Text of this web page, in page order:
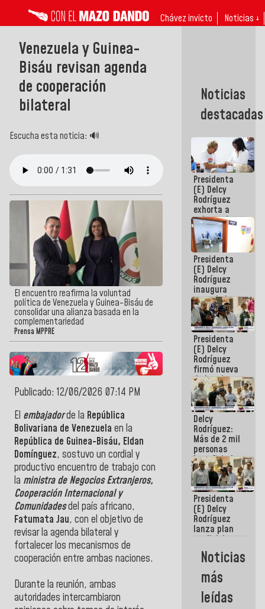
Chávez invicto Noticias ↓
Venezuela y Guinea-
Bisáu revisan agenda
de cooperación
bilateral
Escucha esta noticia: 🔊
El encuentro reafirma la voluntad
política de Venezuela y Guinea-Bisáu de
consolidar una alianza basada en la
complementariedad
Prensa MPPRE
Publicado: 12/06/2026 07:14 PM
El embajadorde la República
Bolivariana de Venezuela en la
República de Guinea-Bisáu, Eldan
Domínguez, sostuvo un cordial y
productivo encuentro de trabajo con
la ministra de Negocios Extranjeros,
Cooperación Internacional y
Comunidadesdel país africano,
Fatumata Jau, con el objetivo de
revisar la agenda bilateral y
fortalecer los mecanismos de
cooperación entre ambas naciones.
Durante la reunión, ambas
autoridades intercambiaron
Noticias
destacadas
Presidenta
(E) Delcy
Rodríguez
exhorta a
gobernadores
y alcaldes a
edificar
casas para
abuelos
Presidenta
(E) Delcy
Rodríguez
inaugura
casa de los
Abuelos
Primavera
en Caracas
Presidenta
(E) Delcy
Rodríguez
firmó nueva
de Ley de
Arrendamiento
aprobada
por la AN
Delcy
Rodríguez:
Más de 2 mil
personas
beneficiadas
con planes
para
atención de
emergencia
sísmica en
la última
semana
Presidenta
(E) Delcy
Rodríguez
lanza plan
crediticio
con subsidio
a Juntas de
Condominio
Noticias
más
leídas